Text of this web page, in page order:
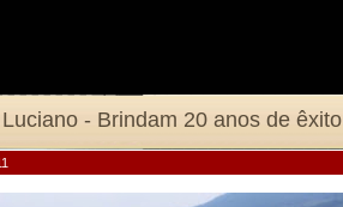
- Brindam 20 anos de êxito